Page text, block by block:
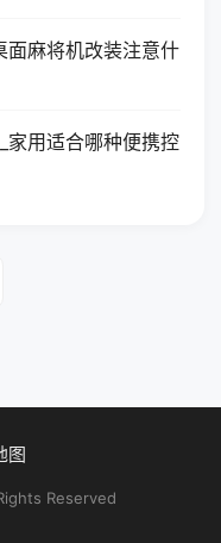
面麻将机改装注意什
家用适合哪种便携控
图
Reserved